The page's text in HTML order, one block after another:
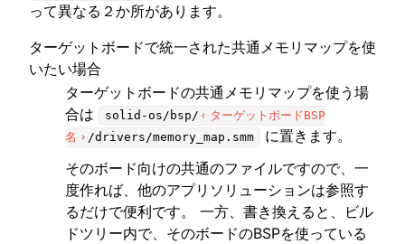
navigation of シミュレータ
navigation of トラブルシューティング
って異なる２か所があります。
ターゲットボードで統一された共通メモリマップを使
いたい場合
ターゲットボードの共通メモリマップを使う場
合は
solid-os/bsp/
ターゲットボードBSP
名
/drivers/memory_map.smm
に置きます。
そのボード向けの共通のファイルですので、一
度作れば、他のアプリソリューションは参照す
るだけで便利です。 一方、書き換えると、ビル
ドツリー内で、そのボードのBSPを使っている